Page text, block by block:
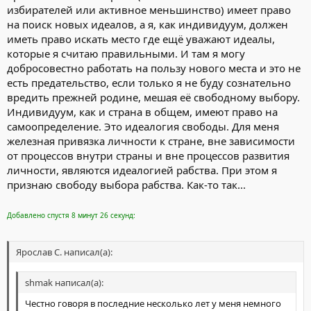
избирателей или активное меньшинство) имеет право
на поиск новых идеалов, а я, как индивидуум, должен
иметь право искать место где ещё уважают идеалы,
которые я считаю правильными. И там я могу
добросовестно работать на пользу нового места и это не
есть предательство, если только я не буду сознательно
вредить прежней родине, мешая её свободному выбору.
Индивидуум, как и страна в общем, имеют право на
самоопределение. Это идеалогия свободы. Для меня
железная привязка личности к стране, вне зависимости
от процессов внутри страны и вне процессов развития
личности, являются идеалогией рабства. При этом я
признаю свободу выбора рабства. Как-то так...
Добавлено спустя 8 минут 26 секунд:
Ярослав С. написал(а):
shmak написал(а):
Честно говоря в последние несколько лет у меня немного